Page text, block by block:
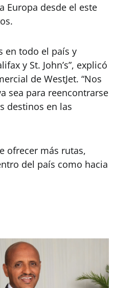
Europa desde el este
en todo el país y
y St. John’s”, explicó
de WestJet. “Nos
sea para reencontrarse
destinos en las
ofrecer más rutas,
del país como hacia